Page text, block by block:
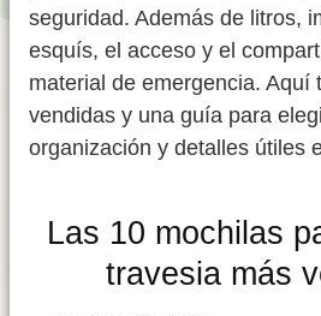
seguridad. Además de litros,
esquís, el acceso y el
material de emergencia. Aquí
vendidas y una guía para
organización y detalles útiles
Las 10 mochilas
travesia más